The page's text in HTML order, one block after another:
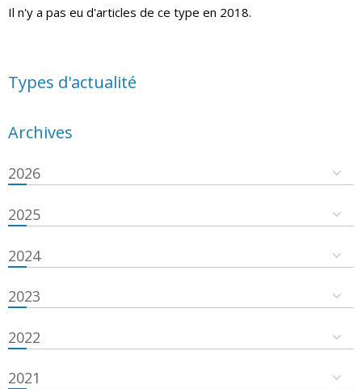
Il n'y a pas eu d'articles de ce type en 2018.
Types d'actualité
Archives
2026
2025
2024
2023
2022
2021